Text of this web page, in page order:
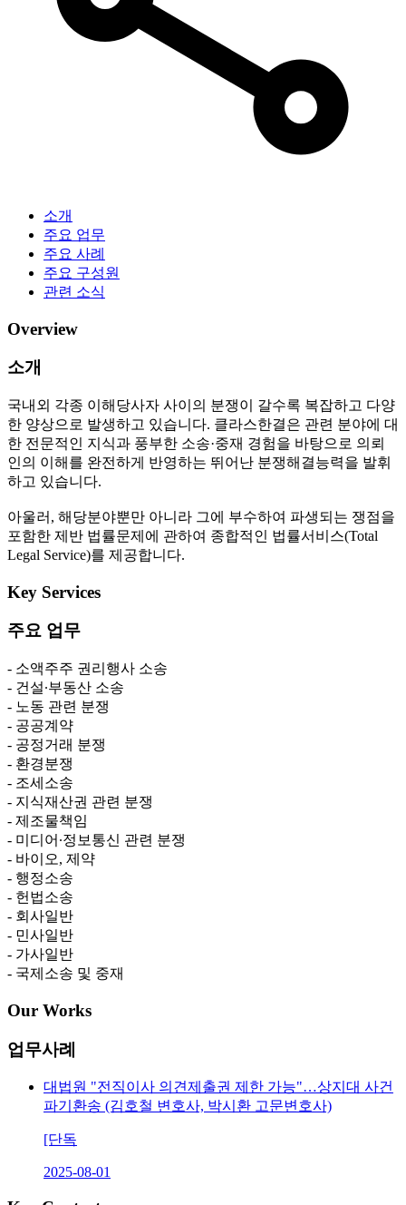
소개
주요 업무
주요 사례
주요 구성원
관련 소식
Overview
소개
국내외 각종 이해당사자 사이의 분쟁이 갈수록 복잡하고 다양
한 양상으로 발생하고 있습니다. 클라스한결은 관련 분야에 대
한 전문적인 지식과 풍부한 소송·중재 경험을 바탕으로 의뢰
인의 이해를 완전하게 반영하는 뛰어난 분쟁해결능력을 발휘
하고 있습니다.
아울러, 해당분야뿐만 아니라 그에 부수하여 파생되는 쟁점을
포함한 제반 법률문제에 관하여 종합적인 법률서비스(Total
Legal Service)를 제공합니다.
Key Services
주요 업무
- 소액주주 권리행사 소송
- 건설∙부동산 소송
- 노동 관련 분쟁
- 공공계약
- 공정거래 분쟁
- 환경분쟁
- 조세소송
- 지식재산권 관련 분쟁
- 제조물책임
- 미디어∙정보통신 관련 분쟁
- 바이오, 제약
- 행정소송
- 헌법소송
- 회사일반
- 민사일반
- 가사일반
- 국제소송 및 중재
Our Works
업무사례
대법원 "전직이사 의견제출권 제한 가능"…상지대 사건
파기환송 (김호철 변호사, 박시환 고문변호사)
[단독
2025-08-01